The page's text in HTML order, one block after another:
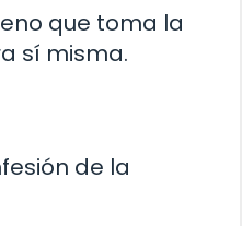
que toma la
sí misma.
de la